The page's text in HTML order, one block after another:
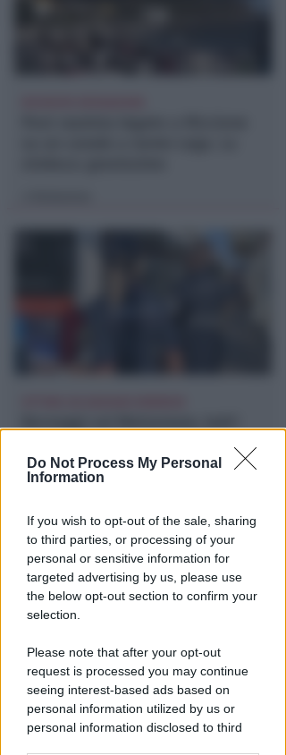
Do Not Process My Personal
Information
If you wish to opt-out of the sale, sharing
to third parties, or processing of your
personal or sensitive information for
targeted advertising by us, please use
the below opt-out section to confirm your
selection.
Please note that after your opt-out
request is processed you may continue
seeing interest-based ads based on
personal information utilized by us or
personal information disclosed to third
esperto di un agente
OSSERVATORIO CGIL INCA
Allarme infortuni sul lavoro a